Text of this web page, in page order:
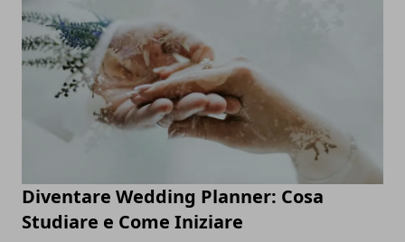
Diventare Wedding Planner: Cosa
Studiare e Come Iniziare